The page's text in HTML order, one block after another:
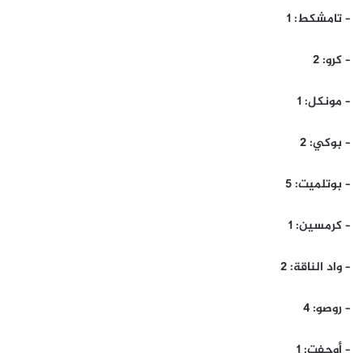
– تامشكط: 1
– كرو: 2
– مونكل: 1
– بوكي: 2
– بوتلميت: 5
– كرمسين: 1
– واد الناقة: 2
– روصو: 4